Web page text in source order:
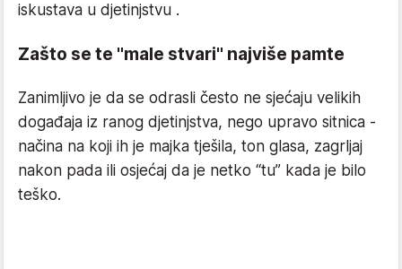
iskustava u djetinjstvu .
Zašto se te "male stvari" najviše pamte
Zanimljivo je da se odrasli često ne sjećaju velikih
događaja iz ranog djetinjstva, nego upravo sitnica -
načina na koji ih je majka tješila, ton glasa, zagrljaj
nakon pada ili osjećaj da je netko “tu” kada je bilo
teško.